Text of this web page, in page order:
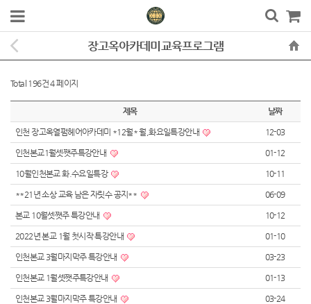
장고옥아카데미교육프로그램
Total 196건4 페이지
제목 날짜
인천 장고옥열펌헤어아카데미 *12월* 월,화요일특강안내 12-03
인천본교1월셋쨋주특강안내 01-12
10월인천본교 화.수요일특강 10-11
**21년 소상 교육 남은 자릿수 공지** 06-09
본교 10월셋쨋주 특강안내 10-12
2022년 본교 1월 첫시작 특강안내 01-10
인천본교 3월마지막주 특강안내 03-23
인천본교 1월셋쨋주특강안내 01-13
인천본교 3월마지막주 특강안내 03-24